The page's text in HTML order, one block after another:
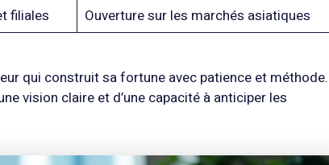
filiales Ouverture sur les marchés asiatiques
qui construit sa fortune avec patience et méthode.
vision claire et d’une capacité à anticiper les